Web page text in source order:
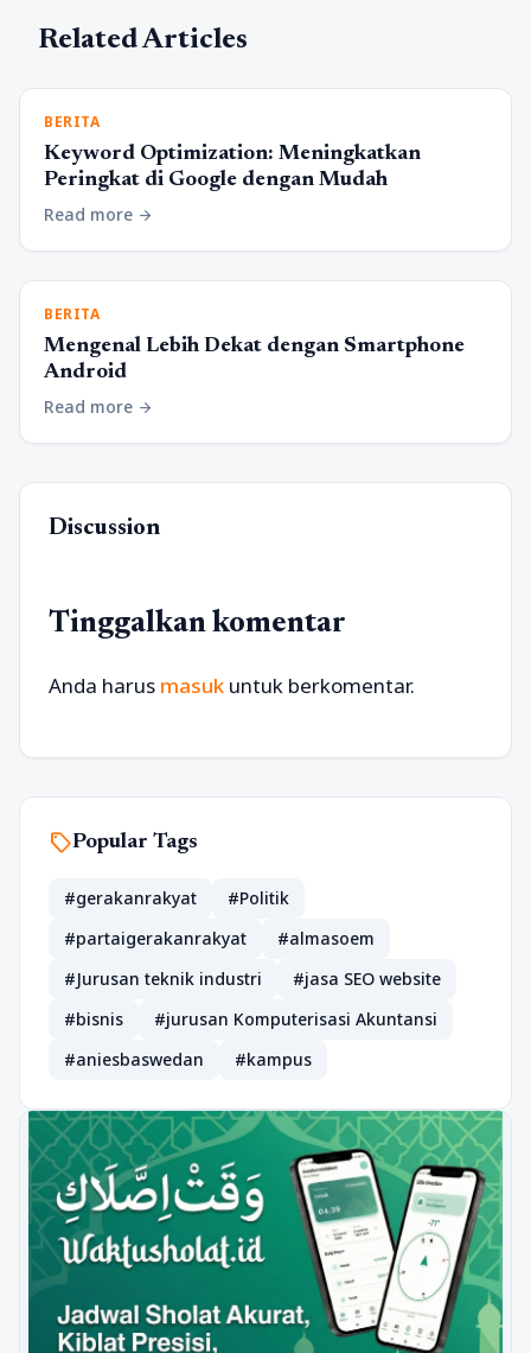
Related Articles
BERITA
Keyword Optimization: Meningkatkan
Peringkat di Google dengan Mudah
Read more arrow_forward
BERITA
Mengenal Lebih Dekat dengan Smartphone
Android
Read more arrow_forward
Discussion
Tinggalkan komentar
Anda harus masuk untuk berkomentar.
sellPopular Tags
#gerakanrakyat
#Politik
#partaigerakanrakyat
#almasoem
#Jurusan teknik industri
#jasa SEO website
#bisnis
#jurusan Komputerisasi Akuntansi
#aniesbaswedan
#kampus